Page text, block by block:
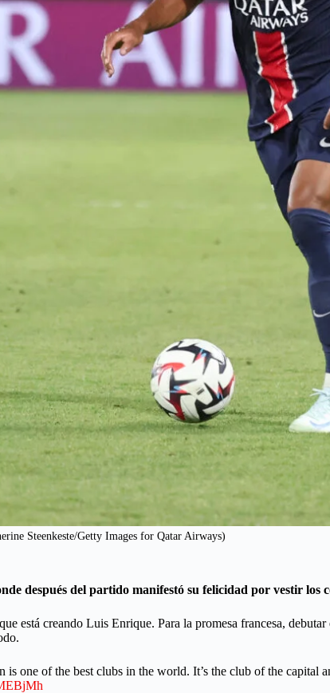
Steenkeste/Getty Images for Qatar Airways)
después del partido manifestó su felicidad por vestir los
está creando Luis Enrique. Para la promesa francesa, debutar
one of the best clubs in the world. It’s the club of the capital